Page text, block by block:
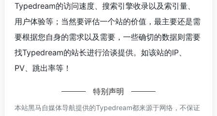
Typedream的访问速度、搜索引擎收录以及索引量、
用户体验等；当然要评估一个站的价值，最主要还是需
要根据您自身的需求以及需要，一些确切的数据则需要
找Typedream的站长进行洽谈提供。如该站的IP、
PV、跳出率等！
特别声明
本站黑马自媒体导航提供的Typedream都来源于网络，不保证